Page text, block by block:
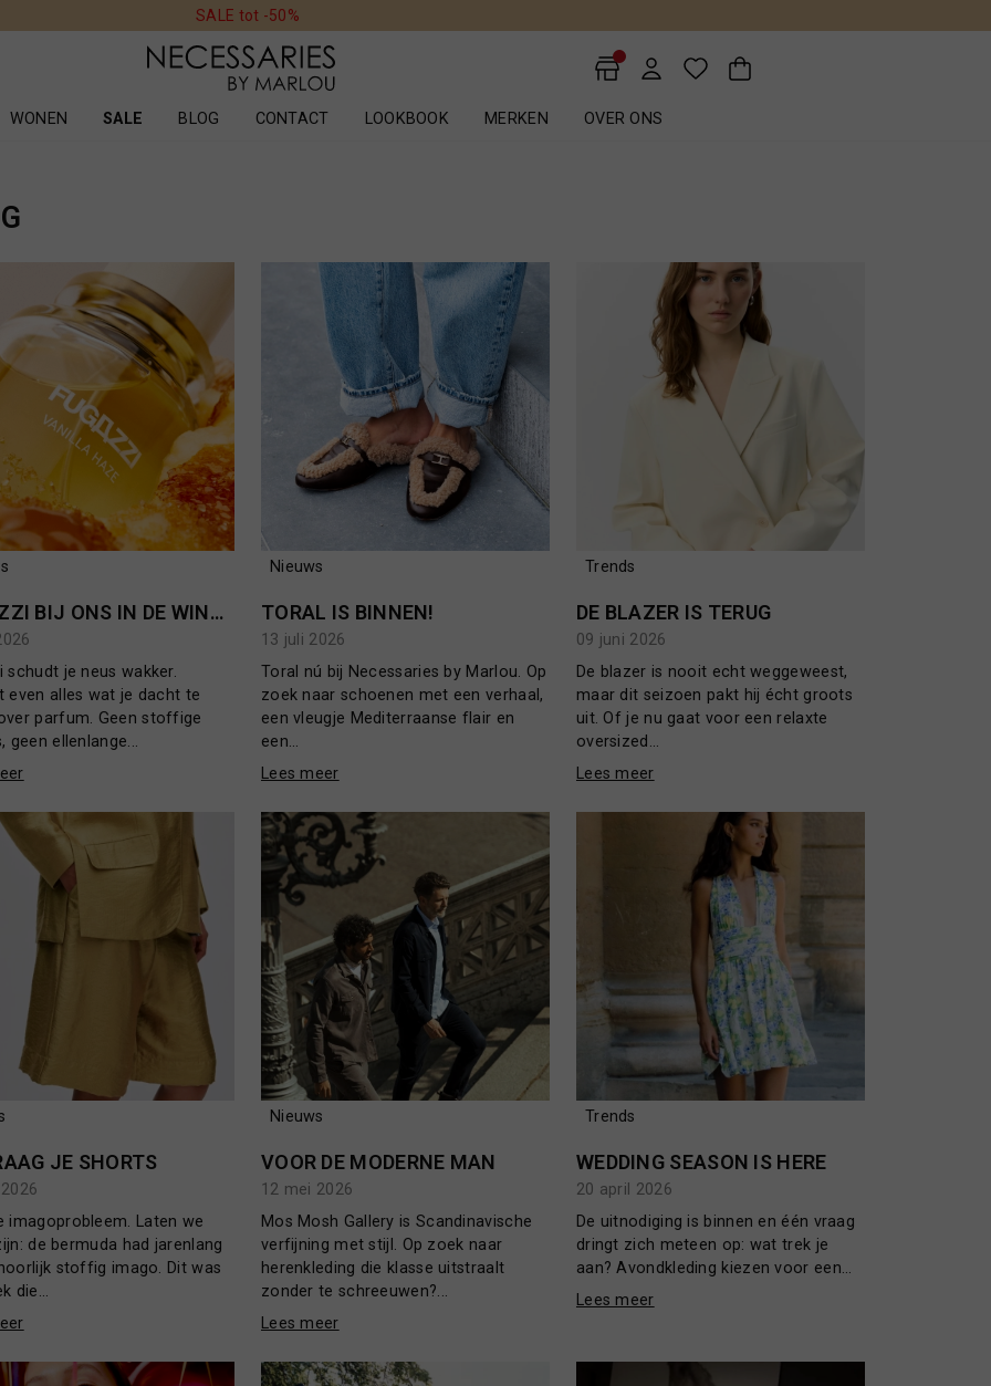
SALE tot -50%
WONEN SALE BLOG CONTACT LOOKBOOK MERKEN OVER ONS
FUGAZZI BIJ ONS IN DE WINKEL
schudt je neus wakker.
even alles wat je dacht te
parfum. Geen stoffige
geen ellenlange...
Nieuws
TORAL IS BINNEN!
13 juli 2026
Toral nú bij Necessaries by Marlou. Op
zoek naar schoenen met een verhaal,
een vleugje Mediterraanse flair en
een...
Lees meer
Trends
DE BLAZER IS TERUG
09 juni 2026
De blazer is nooit echt weggeweest,
maar dit seizoen pakt hij écht groots
uit. Of je nu gaat voor een relaxte
oversized...
Lees meer
JE SHORTS
imagoprobleem. Laten we
de bermuda had jarenlang
stoffig imago. Dit was
die...
Nieuws
VOOR DE MODERNE MAN
12 mei 2026
Mos Mosh Gallery is Scandinavische
verfijning met stijl. Op zoek naar
herenkleding die klasse uitstraalt
zonder te schreeuwen?...
Lees meer
Trends
WEDDING SEASON IS HERE
20 april 2026
De uitnodiging is binnen en één vraag
dringt zich meteen op: wat trek je
aan? Avondkleding kiezen voor een...
Lees meer